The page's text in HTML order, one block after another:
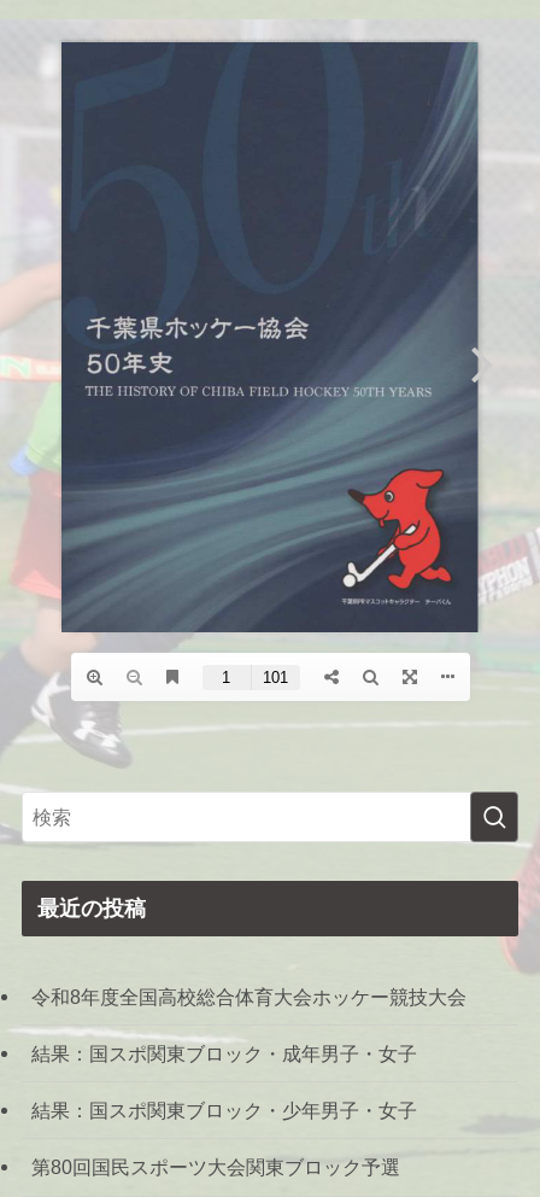
最近の投稿
令和8年度全国高校総合体育大会ホッケー競技大会
結果：国スポ関東ブロック・成年男子・女子
結果：国スポ関東ブロック・少年男子・女子
第80回国民スポーツ大会関東ブロック予選